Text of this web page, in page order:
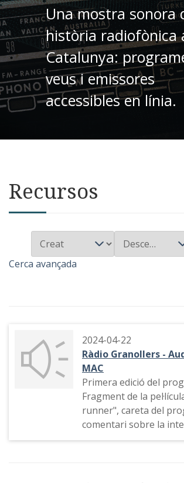
Una mostra sonora
història radiofònica
Catalunya:
veus i emissores
accessibles en línia.
Recursos
Cerca avançada
2024-04-22
Ràdio Granollers -
MAC
Primera edició del
Fragment de la
runner", careta del
comentari sobre la
artificial, sumari del